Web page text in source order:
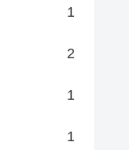
1
2
1
1